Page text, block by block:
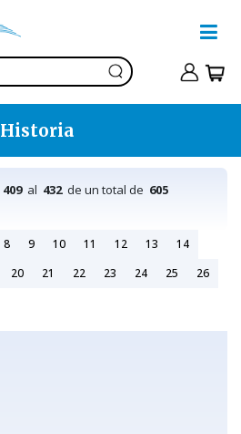
Historia
409al 432de un total de 605
8 9 10 11 12 13
14
20 21 22 23 24 25
26